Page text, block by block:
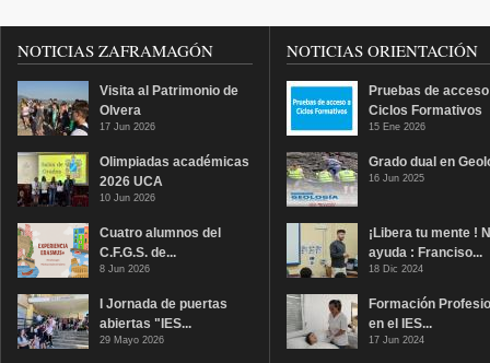
NOTICIAS ZAFRAMAGÓN
Visita al Patrimonio de
Olvera
17 Jun 2026
Olimpiadas académicas
2026 UCA
10 Jun 2026
Cuatro alumnos del
C.F.G.S. de...
8 Jun 2026
I Jornada de puertas
abiertas "IES...
29 Mayo 2026
NOTICIAS ORIENTACIÓN
Pruebas de
Ciclos Formativos
15 Ene 2026
Grado dual en
16 Jun 2025
¡Libera tu mente !
ayuda : Franciso...
18 Dic 2024
Formación
en el IES...
17 Jun 2024